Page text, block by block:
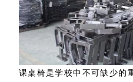
课桌椅是学校中不可缺少的